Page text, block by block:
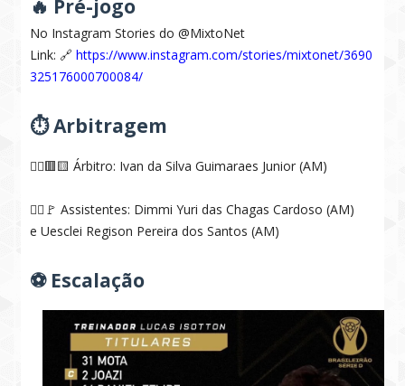
🔥 Pré-jogo
No Instagram Stories do @MixtoNet
Link: 🔗https://www.instagram.com/stories/mixtonet/3690
325176000700084/
⏱️ Arbitragem
🧑‍⚖️🟥🟨 Árbitro: Ivan da Silva Guimaraes Junior (AM)
🧑‍⚖️🚩 Assistentes: Dimmi Yuri das Chagas Cardoso (AM)
e Uesclei Regison Pereira dos Santos (AM)
⚽ Escalação